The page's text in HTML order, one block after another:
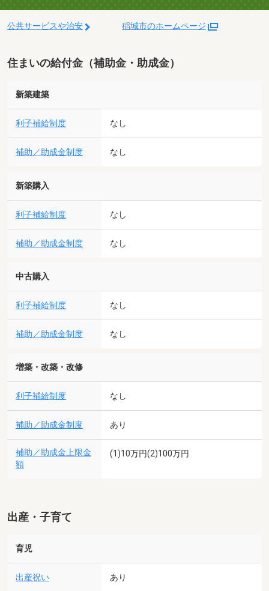
公共サービスや治安 稲城市のホームページ
住まいの給付金（補助金・助成金）
新築建築
利子補給制度 なし
補助／助成金制度 なし
新築購入
利子補給制度 なし
補助／助成金制度 なし
中古購入
利子補給制度 なし
補助／助成金制度 なし
増築・改築・改修
利子補給制度 なし
補助／助成金制度 あり
補助／助成金上限金
額
(1)10万円(2)100万円
出産・子育て
育児
出産祝い あり